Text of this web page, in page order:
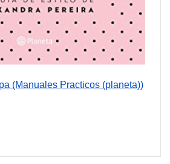
(Manuales Practicos (planeta))